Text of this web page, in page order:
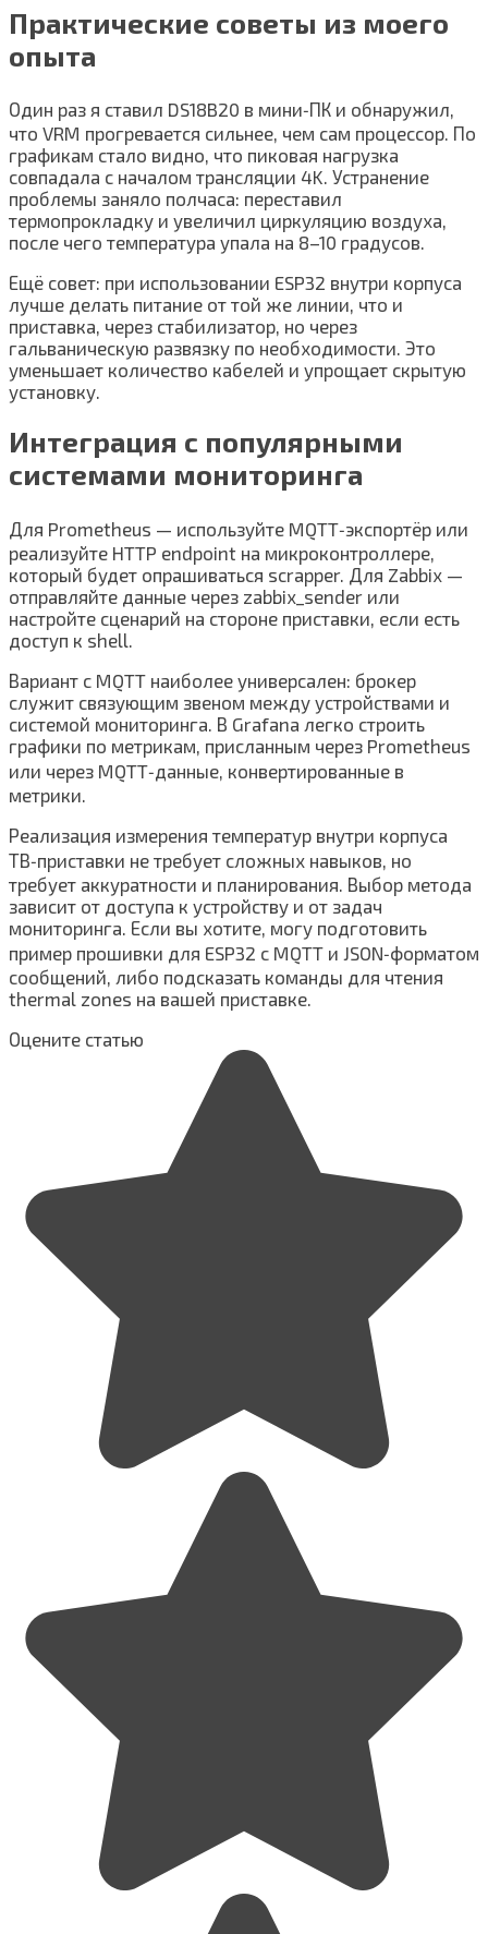
Практические советы из моего
опыта
Один раз я ставил DS18B20 в мини‑ПК и обнаружил,
что VRM прогревается сильнее, чем сам процессор. По
графикам стало видно, что пиковая нагрузка
совпадала с началом трансляции 4K. Устранение
проблемы заняло полчаса: переставил
термопрокладку и увеличил циркуляцию воздуха,
после чего температура упала на 8–10 градусов.
Ещё совет: при использовании ESP32 внутри корпуса
лучше делать питание от той же линии, что и
приставка, через стабилизатор, но через
гальваническую развязку по необходимости. Это
уменьшает количество кабелей и упрощает скрытую
установку.
Интеграция с популярными
системами мониторинга
Для Prometheus — используйте MQTT‑экспортёр или
реализуйте HTTP endpoint на микроконтроллере,
который будет опрашиваться scrapper. Для Zabbix —
отправляйте данные через zabbix_sender или
настройте сценарий на стороне приставки, если есть
доступ к shell.
Вариант с MQTT наиболее универсален: брокер
служит связующим звеном между устройствами и
системой мониторинга. В Grafana легко строить
графики по метрикам, присланным через Prometheus
или через MQTT‑данные, конвертированные в
метрики.
Реализация измерения температур внутри корпуса
ТВ‑приставки не требует сложных навыков, но
требует аккуратности и планирования. Выбор метода
зависит от доступа к устройству и от задач
мониторинга. Если вы хотите, могу подготовить
пример прошивки для ESP32 с MQTT и JSON‑форматом
сообщений, либо подсказать команды для чтения
thermal zones на вашей приставке.
Оцените статью